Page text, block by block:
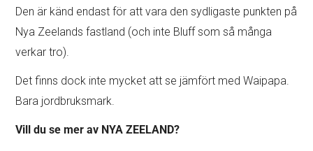
Den är känd endast för att vara den sydligaste punkten på
Nya Zeelands fastland (och inte Bluff som så många
verkar tro).
Det finns dock inte mycket att se jämfört med Waipapa.
Bara jordbruksmark.
Vill du se mer av NYA ZEELAND?